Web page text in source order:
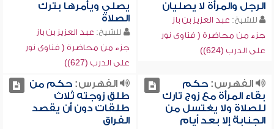
الرجل والمرأة لا يصليان
للشيخ: عبد العزيز بن باز
جزء من محاضرة ( فتاوى نور
على الدرب (624))
يصلي ويأمرها بترك
الصلاة
للشيخ: عبد العزيز بن باز
جزء من محاضرة ( فتاوى نور
على الدرب (627))
الفهرس:حكم
بقاء المرأة مع زوج تارك
للصلاة ولا يغتسل من
الجنابة إلا بعد أيام
الفهرس:حكم من
طلق زوجته ثلاث
طلقات دون أن يقصد
الفراق